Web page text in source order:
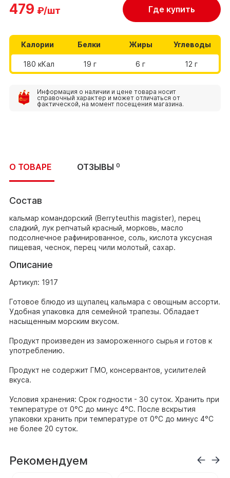
479 ₽/шт Где купить
Калории Белки Жиры Углеводы
180 кКал 19 г 6 г 12 г
Информация о наличии и цене товара носит
справочный характер и может отличаться от
фактической, на момент посещения магазина.
О ТОВАРЕ ОТЗЫВЫ 0
Состав
кальмар командорский (Berryteuthis magister), перец
сладкий, лук репчатый красный, морковь, масло
подсолнечное рафинированное, соль, кислота уксусная
пищевая, чеснок, перец чили молотый, сахар.
Описание
Артикул: 1917
Готовое блюдо из щупалец кальмара с овощным ассорти.
Удобная упаковка для семейной трапезы. Обладает
насыщенным морским вкусом.
Продукт произведен из замороженного сырья и готов к
употреблению.
Продукт не содержит ГМО, консервантов, усилителей
вкуса.
Условия хранения: Срок годности - 30 суток. Хранить при
температуре от 0°С до минус 4°С. После вскрытия
упаковки хранить при температуре от 0°С до минус 4°С
не более 20 суток.
Рекомендуем